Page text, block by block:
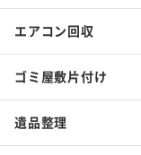
エアコン回収
ゴミ屋敷片付け
遺品整理